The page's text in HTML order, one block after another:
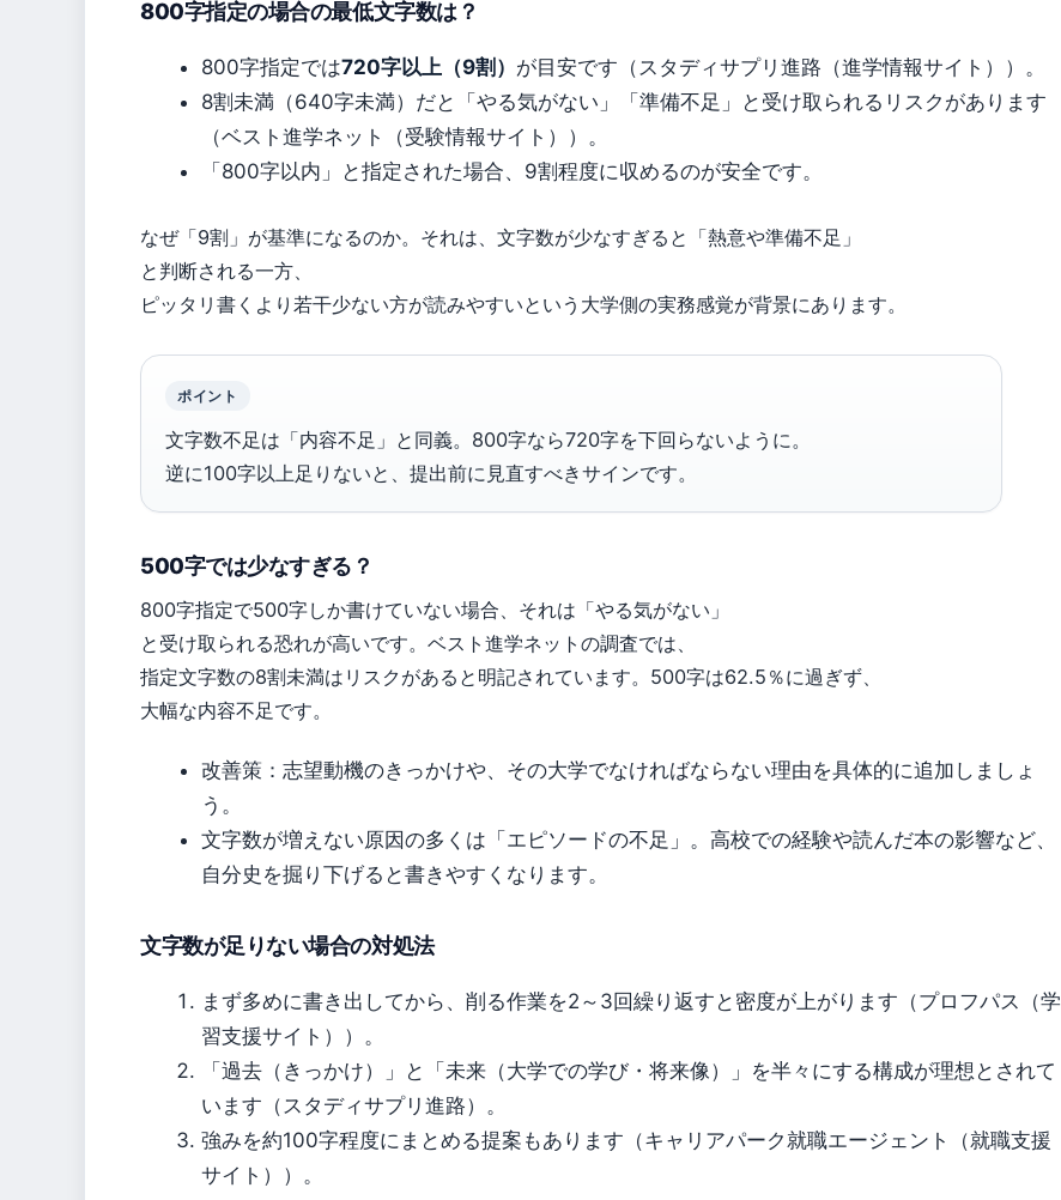
800字指定の場合の最低文字数は？
800字指定では720字以上（9割） が目安です（スタディサプリ進路（進学情報サイト））。
8割未満（640字未満）だと「やる気がない」「準備不足」と受け取られるリスクがあります
（ベスト進学ネット（受験情報サイト））。
「800字以内」と指定された場合、9割程度に収めるのが安全です。
なぜ「9割」が基準になるのか。それは、文字数が少なすぎると「熱意や準備不足」
と判断される一方、
ピッタリ書くより若干少ない方が読みやすいという大学側の実務感覚が背景にあります。
ポイント
文字数不足は「内容不足」と同義。800字なら720字を下回らないように。
逆に100字以上足りないと、提出前に見直すべきサインです。
500字では少なすぎる？
800字指定で500字しか書けていない場合、それは「やる気がない」
と受け取られる恐れが高いです。ベスト進学ネットの調査では、
指定文字数の8割未満はリスクがあると明記されています。500字は62.5％に過ぎず、
大幅な内容不足です。
改善策：志望動機のきっかけや、その大学でなければならない理由を具体的に追加しましょ
う。
文字数が増えない原因の多くは「エピソードの不足」。高校での経験や読んだ本の影響など、
自分史を掘り下げると書きやすくなります。
文字数が足りない場合の対処法
まず多めに書き出してから、削る作業を2～3回繰り返すと密度が上がります（プロフパス（学
習支援サイト））。
「過去（きっかけ）」と「未来（大学での学び・将来像）」を半々にする構成が理想とされて
います（スタディサプリ進路）。
強みを約100字程度にまとめる提案もあります（キャリアパーク就職エージェント（就職支援
サイト））。